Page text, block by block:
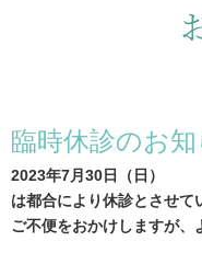
臨時休診のお
2023年7月30日（日）
は都合により休診とさせて
ご不便をおかけしますが、